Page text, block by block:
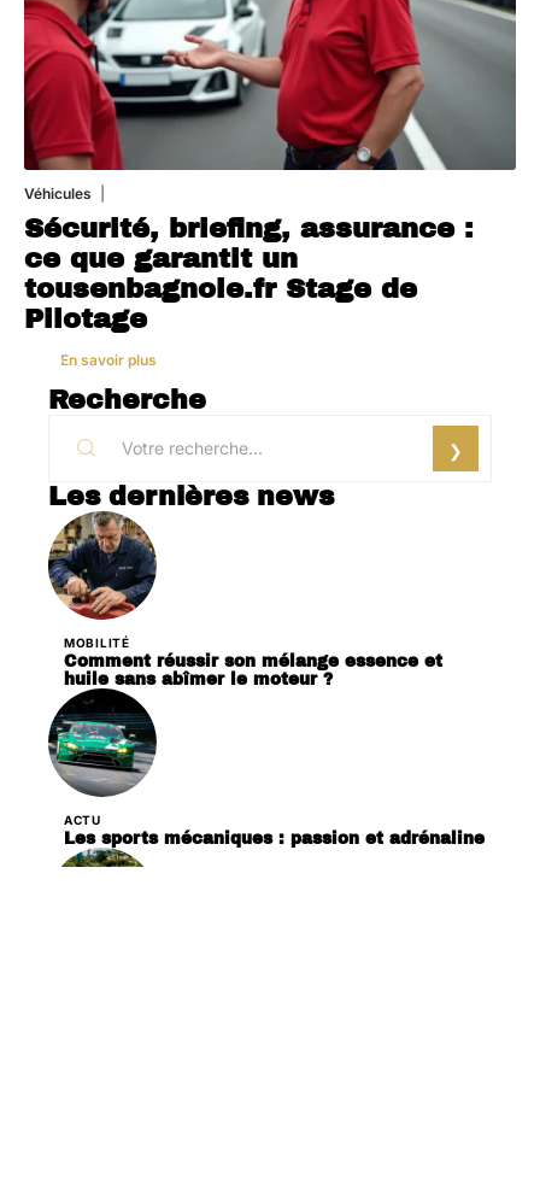
Véhicules
Sécurité, briefing, assurance :
ce que garantit un
tousenbagnole.fr Stage de
Pilotage
En savoir plus
Recherche
Les dernières news
MOBILITÉ
Comment réussir son mélange essence et
huile sans abîmer le moteur ?
ACTU
Les sports mécaniques : passion et adrénaline